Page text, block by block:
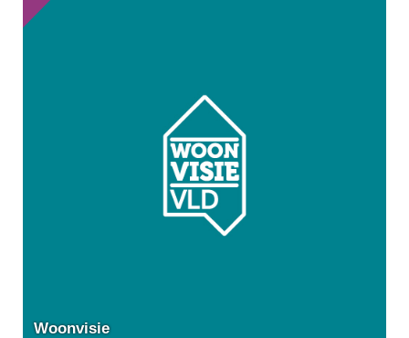
Woonvisie